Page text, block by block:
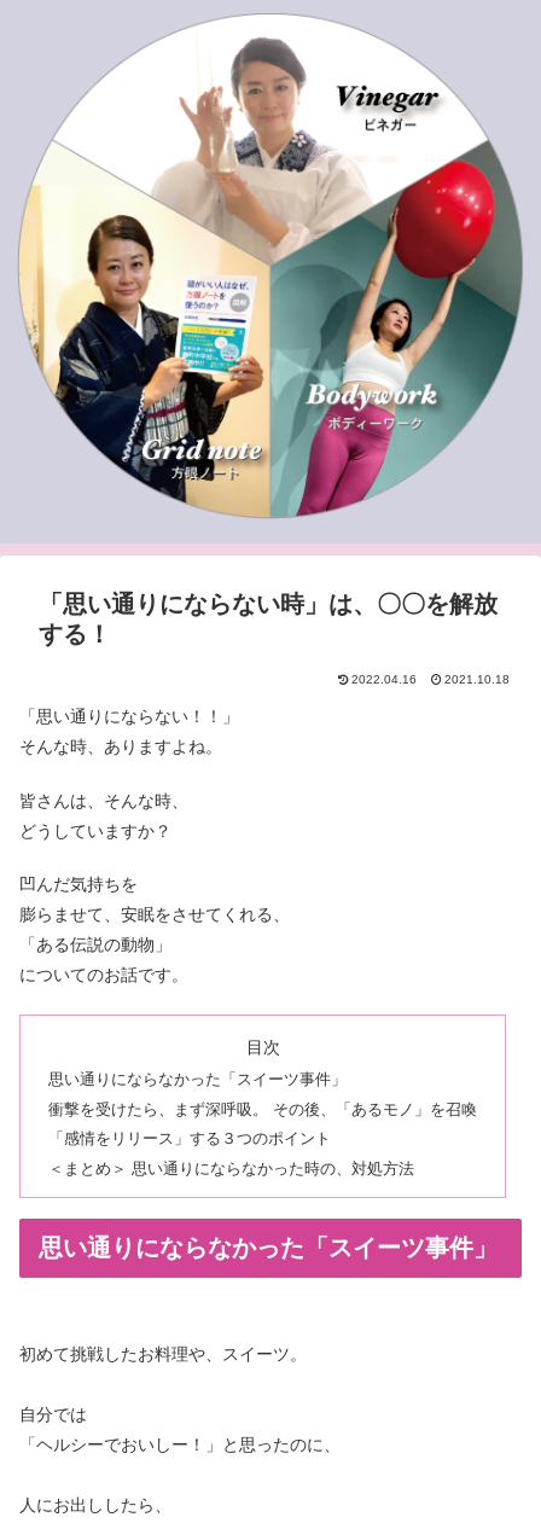
「思い通りにならない時」は、〇〇を解放
する！
2022.04.16 2021.10.18
「思い通りにならない！！」
そんな時、ありますよね。
皆さんは、そんな時、
どうしていますか？
凹んだ気持ちを
膨らませて、安眠をさせてくれる、
「ある伝説の動物」
についてのお話です。
目次
思い通りにならなかった「スイーツ事件」
衝撃を受けたら、まず深呼吸。 その後、「あるモノ」を召喚
「感情をリリース」する３つのポイント
＜まとめ＞ 思い通りにならなかった時の、対処方法
思い通りにならなかった「スイーツ事件」
初めて挑戦したお料理や、スイーツ。
自分では
「ヘルシーでおいしー！」と思ったのに、
人にお出ししたら、